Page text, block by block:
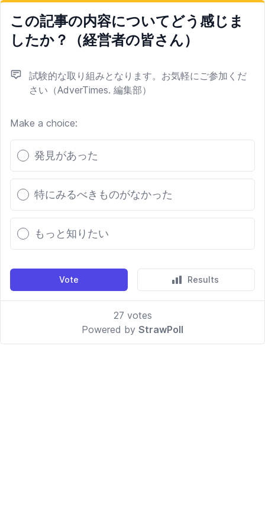
この記事の内容についてどう感じま
したか？（経営者の皆さん）
試験的な取り組みとなります。お気軽にご参加くだ
さい（AdverTimes. 編集部）
Make a choice:
Poll options
発見があった
特にみるべきものがなかった
もっと知りたい
Vote Results
27 votes
Powered by StrawPoll